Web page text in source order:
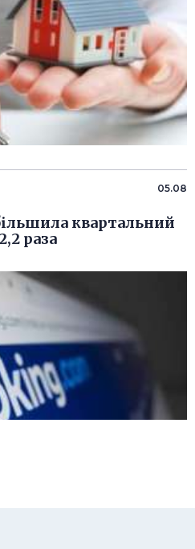
05.08
квартальний
раза